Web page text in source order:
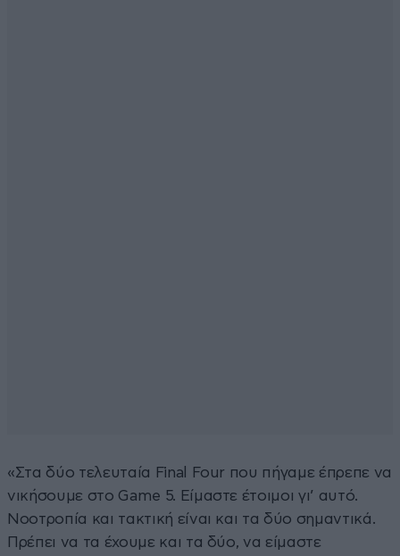
«Στα δύο τελευταία Final Four που πήγαμε έπρεπε να
νικήσουμε στο Game 5. Είμαστε έτοιμοι γι’ αυτό.
Νοοτροπία και τακτική είναι και τα δύο σημαντικά.
Πρέπει να τα έχουμε και τα δύο, να είμαστε